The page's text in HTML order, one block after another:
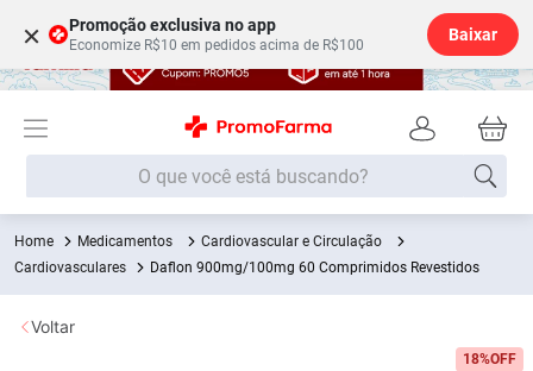
× Promoção exclusiva no app
Economize R$10 em pedidos acima de R$100
Baixar
O que você está buscando?
Medicamentos
Cardiovascular e Circulação
Cardiovasculares
Daflon 900mg/100mg 60 Comprimidos Revestidos
18%OFF
Voltar
Termos mais buscados
1º Fralda
2